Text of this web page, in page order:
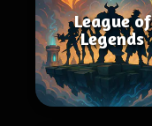
League of
Legends